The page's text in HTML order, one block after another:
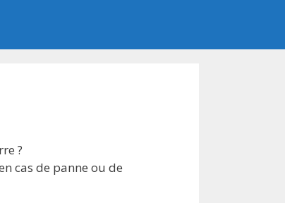
?
cas de panne ou de